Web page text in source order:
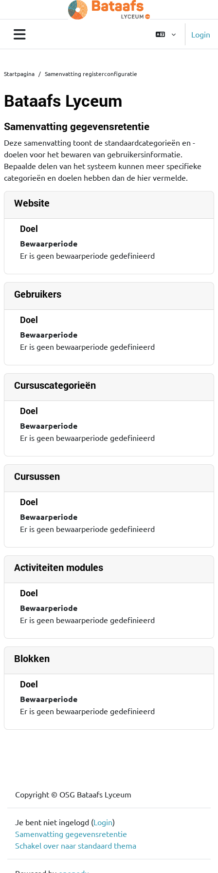
Ga naar hoofdinhoud
Login
Startpagina Samenvatting registerconfiguratie
Bataafs Lyceum
Blokken
Samenvatting gegevensretentie
Deze samenvatting toont de standaardcategorieën en -
doelen voor het bewaren van gebruikersinformatie.
Bepaalde delen van het systeem kunnen meer specifieke
categorieën en doelen hebben dan de hier vermelde.
Website
Doel
Bewaarperiode
Er is geen bewaarperiode gedefinieerd
Gebruikers
Doel
Bewaarperiode
Er is geen bewaarperiode gedefinieerd
Cursuscategorieën
Doel
Bewaarperiode
Er is geen bewaarperiode gedefinieerd
Cursussen
Doel
Bewaarperiode
Er is geen bewaarperiode gedefinieerd
Activiteiten modules
Doel
Bewaarperiode
Er is geen bewaarperiode gedefinieerd
Blokken
Doel
Bewaarperiode
Er is geen bewaarperiode gedefinieerd
Copyright © OSG Bataafs Lyceum
Je bent niet ingelogd (Login)
Samenvatting gegevensretentie
Schakel over naar standaard thema